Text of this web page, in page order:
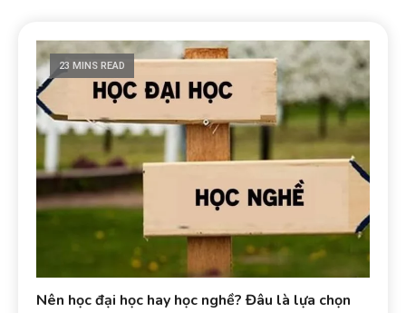
23 MINS READ
Nên học đại học hay học nghề? Đâu là lựa chọn